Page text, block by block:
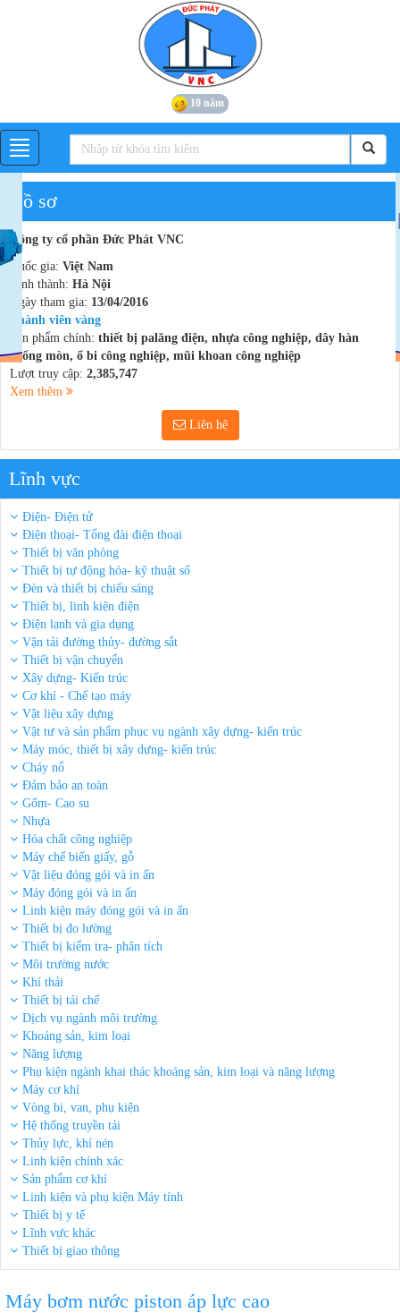
10 năm
Hồ sơ
Công ty cổ phần Đức Phát VNC
Quốc gia: Việt Nam
Tỉnh thành: Hà Nội
Ngày tham gia: 13/04/2016
Thành viên vàng
Sản phẩm chính: thiết bị palăng điện, nhựa công nghiệp, dây hàn
chống mòn, ổ bi công nghiệp, mũi khoan công nghiệp
Lượt truy cập: 2,385,747
Xem thêm
Liên hệ
Lĩnh vực
Điện- Điện tử
Điện thoại- Tổng đài điện thoại
Thiết bị văn phòng
Thiết bị tự động hóa- kỹ thuật số
Đèn và thiết bị chiếu sáng
Thiết bị, linh kiện điện
Điện lạnh và gia dụng
Vận tải đường thủy- đường sắt
Thiết bị vận chuyển
Xây dựng- Kiến trúc
Cơ khí - Chế tạo máy
Vật liệu xây dựng
Vật tư và sản phẩm phục vụ ngành xây dựng- kiến trúc
Máy móc, thiết bị xây dựng- kiến trúc
Cháy nổ
Đảm bảo an toàn
Gốm- Cao su
Nhựa
Hóa chất công nghiệp
Máy chế biến giấy, gỗ
Vật liệu đóng gói và in ấn
Máy đóng gói và in ấn
Linh kiện máy đóng gói và in ấn
Thiết bị đo lường
Thiết bị kiểm tra- phân tích
Môi trường nước
Khí thải
Thiết bị tái chế
Dịch vụ ngành môi trường
Khoáng sản, kim loại
Năng lượng
Phụ kiện ngành khai thác khoáng sản, kim loại và năng lượng
Máy cơ khí
Vòng bi, van, phụ kiện
Hệ thống truyền tải
Thủy lực, khí nén
Linh kiện chính xác
Sản phẩm cơ khí
Linh kiện và phụ kiện Máy tính
Thiết bị y tế
Lĩnh vực khác
Thiết bị giao thông
Máy bơm nước piston áp lực cao